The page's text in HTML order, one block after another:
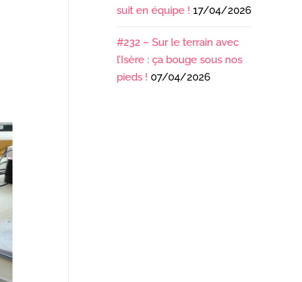
suit en équipe ! 17/04/2026
#232 – Sur le terrain avec
l’Isère : ça bouge sous nos
pieds ! 07/04/2026